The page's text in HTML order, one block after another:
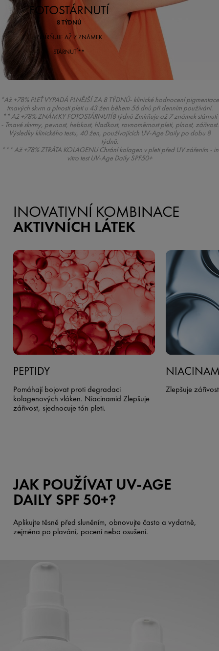
FOTOSTÁRNUTÍ
8 TÝDNŮ
ZMÍRŇUJE AŽ 7 ZNÁMEK
STÁRNUTÍ**
*Až +78% PLEŤ VYPADÁ PLNĚJŠÍ ZA 8 TÝDNŮ- klinické hodnocení pigmentace
tmavých skvrn a plnosti pleti u 43 žen během 56 dnů při denním používání.
** Až +78% ZNÁMKY FOTOSTÁRNUTÍ8 týdnů Zmírňuje až 7 známek stárnutí
- Tmavé skvrny, pevnost, hebkost, hladkost, rovnoměrnost pleti, plnost, zářivost.
Výsledky klinického testu, 40 žen, používajících UV-Age Daily po dobu 8
týdnů.
*** Až +78% ZTRÁTA KOLAGENU Chrání kolagen v pleti před UV zářením - in
vitro test UV-Age Daily SPF50+
INOVATIVNÍ KOMBINACE
AKTIVNÍCH LÁTEK
PEPTIDY
Pomáhají bojovat proti degradaci
kolagenových vláken. Niacinamid Zlepšuje
zářivost, sjednocuje tón pleti.
Zlepšuje
JAK POUŽÍVAT UV-AGE
DAILY SPF 50+?
Aplikujte těsně před sluněním, obnovujte často a vydatně,
zejména po plavání, pocení nebo osušení.